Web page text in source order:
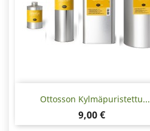
Ottosson Kylmäpuristettu...
Hinta
9,00 €